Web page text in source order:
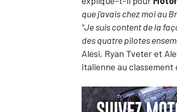
que j'avais chez moi au
"Je suis content de la
des quatre pilotes
Alesi, Ryan Tveter et
italienne au classement